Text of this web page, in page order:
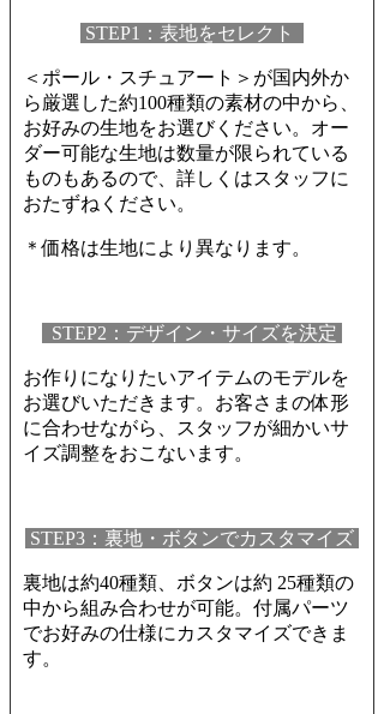
STEP1：表地をセレクト
＜ポール・スチュアート＞が国内外か
ら厳選した約100種類の素材の中から、
お好みの生地をお選びください。オー
ダー可能な生地は数量が限られている
ものもあるので、詳しくはスタッフに
おたずねください。
＊価格は生地により異なります。
STEP2：デザイン・サイズを決定
お作りになりたいアイテムのモデルを
お選びいただきます。お客さまの体形
に合わせながら、スタッフが細かいサ
イズ調整をおこないます。
STEP3：裏地・ボタンでカスタマイズ
裏地は約40種類、ボタンは約 25種類の
中から組み合わせが可能。付属パーツ
でお好みの仕様にカスタマイズできま
す。